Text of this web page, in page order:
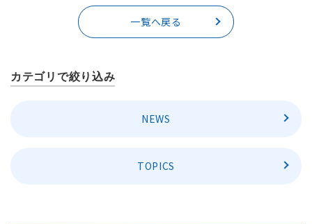
一覧へ戻る
カテゴリで絞り込み
NEWS
TOPICS